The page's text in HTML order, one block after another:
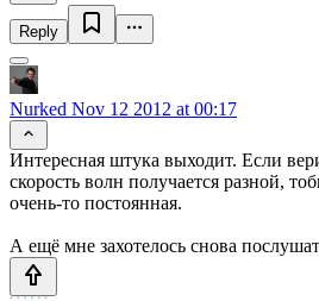
Reply
Nurked Nov 12 2012 at 00:17
Интересная штука выходит. Если
скорость волн получается разной,
очень-то постоянная.
А ещё мне захотелось снова